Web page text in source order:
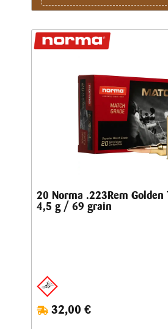
20 Norma .223Rem Golden
4,5 g / 69 grain
32,00 €